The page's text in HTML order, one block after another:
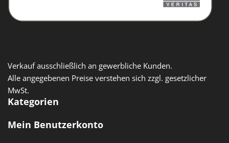
Verkauf ausschließlich an gewerbliche Kunden.
Alle angegebenen Preise verstehen sich zzgl. gesetzlicher
MwSt.
Kategorien
Mein Benutzerkonto